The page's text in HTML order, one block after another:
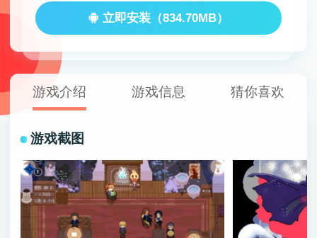
立即安装（834.70MB）
游戏介绍 游戏信息 猜你喜欢
游戏截图